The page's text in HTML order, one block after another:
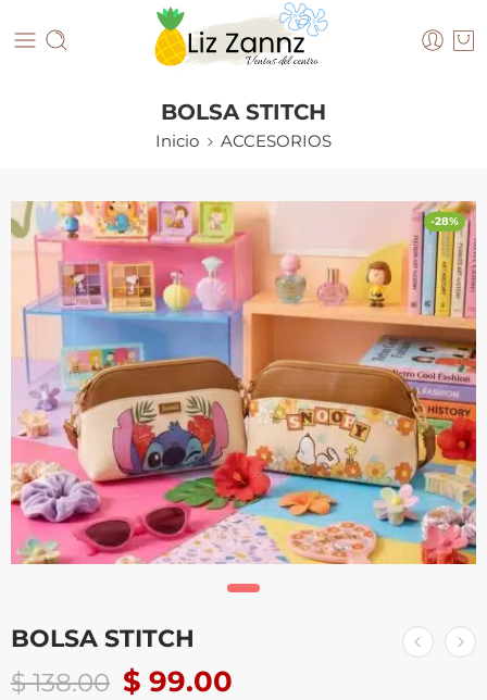
BOLSA STITCH
Inicio ACCESORIOS
-28%
BOLSA STITCH
$138.00 $ 99.00